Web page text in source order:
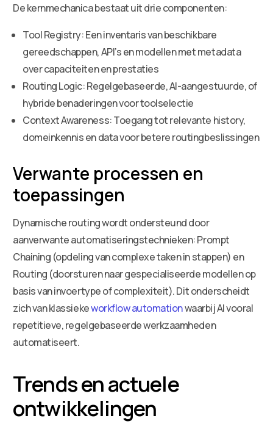
De kernmechanica bestaat uit drie componenten:
Tool Registry: Een inventaris van beschikbare
gereedschappen, API’s en modellen met metadata
over capaciteiten en prestaties
Routing Logic: Regelgebaseerde, AI-aangestuurde, of
hybride benaderingen voor toolselectie
Context Awareness: Toegang tot relevante history,
domeinkennis en data voor betere routingbeslissingen
Verwante processen en
toepassingen
Dynamische routing wordt ondersteund door
aanverwante automatiseringstechnieken: Prompt
Chaining (opdeling van complexe taken in stappen) en
Routing (doorsturen naar gespecialiseerde modellen op
basis van invoertype of complexiteit). Dit onderscheidt
zich van klassiekeworkflow automationwaarbij AI vooral
repetitieve, regelgebaseerde werkzaamheden
automatiseert.
Trends en actuele
ontwikkelingen